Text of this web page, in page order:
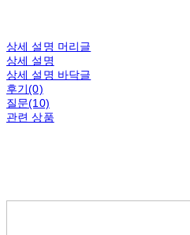
상세 설명 머리글
상세 설명
상세 설명 바닥글
후기(0)
질문(10)
관련 상품